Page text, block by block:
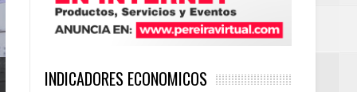
INDICADORES ECONOMICOS